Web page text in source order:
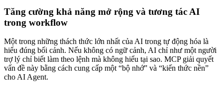
Tăng cường khả năng mở rộng và tương tác AI
trong workflow
Một trong những thách thức lớn nhất của AI trong tự động hóa là
hiểu đúng bối cảnh. Nếu không có ngữ cảnh, AI chỉ như một người
trợ lý chỉ biết làm theo lệnh mà không hiểu tại sao. MCP giải quyết
vấn đề này bằng cách cung cấp một “bộ nhớ” và “kiến thức nền”
cho AI Agent.